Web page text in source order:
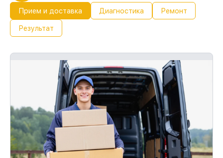
Прием и доставка Диагностика Ремонт
Результат